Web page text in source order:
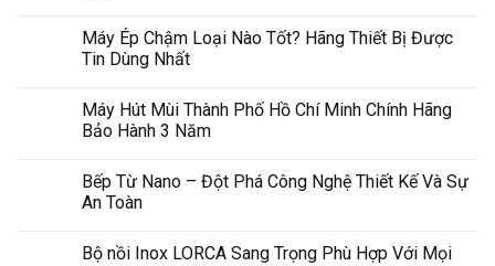
Máy Ép Chậm Loại Nào Tốt? Hãng Thiết Bị Được
Tin Dùng Nhất
Máy Hút Mùi Thành Phố Hồ Chí Minh Chính Hãng
Bảo Hành 3 Năm
Bếp Từ Nano – Đột Phá Công Nghệ Thiết Kế Và Sự
An Toàn
Bộ nồi Inox LORCA Sang Trọng Phù Hợp Với Mọi